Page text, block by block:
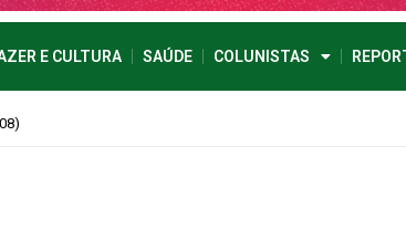
E CULTURA SAÚDE COLUNISTAS